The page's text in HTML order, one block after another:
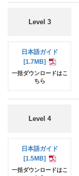
Level 3
日本語ガイド
[1.7MB]
一括ダウンロードはこ
ちら
Level 4
日本語ガイド
[1.5MB]
一括ダウンロードはこ